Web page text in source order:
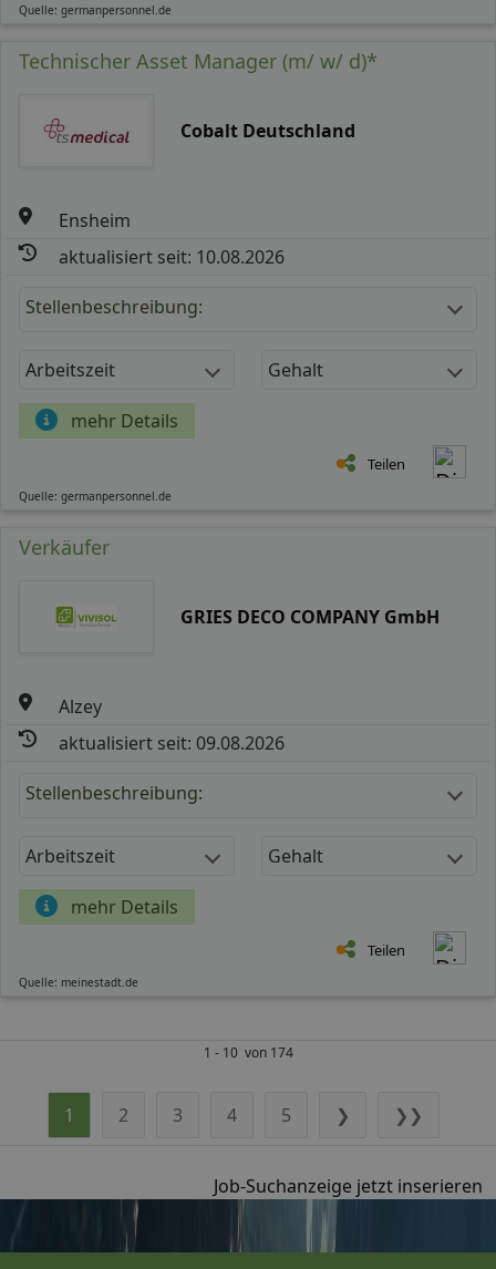
Quelle: germanpersonnel.de
Technischer Asset Manager (m/ w/ d)*
Cobalt Deutschland
Ensheim
aktualisiert seit: 10.08.2026
Stellenbeschreibung:
Arbeitszeit Gehalt
mehr Details
Teilen
Quelle: germanpersonnel.de
Verkäufer
GRIES DECO COMPANY GmbH
Alzey
aktualisiert seit: 09.08.2026
Stellenbeschreibung:
Arbeitszeit Gehalt
mehr Details
Teilen
Quelle: meinestadt.de
1 - 10 von 174
1 2 3 4 5 ❯ ❯❯
Job-Suchanzeige jetzt inserieren